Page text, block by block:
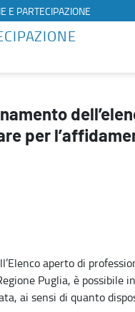
E PARTECIPAZIONE
professionisti avvocati
per
aperto di
Puglia, è possibile
ai sensi di quanto